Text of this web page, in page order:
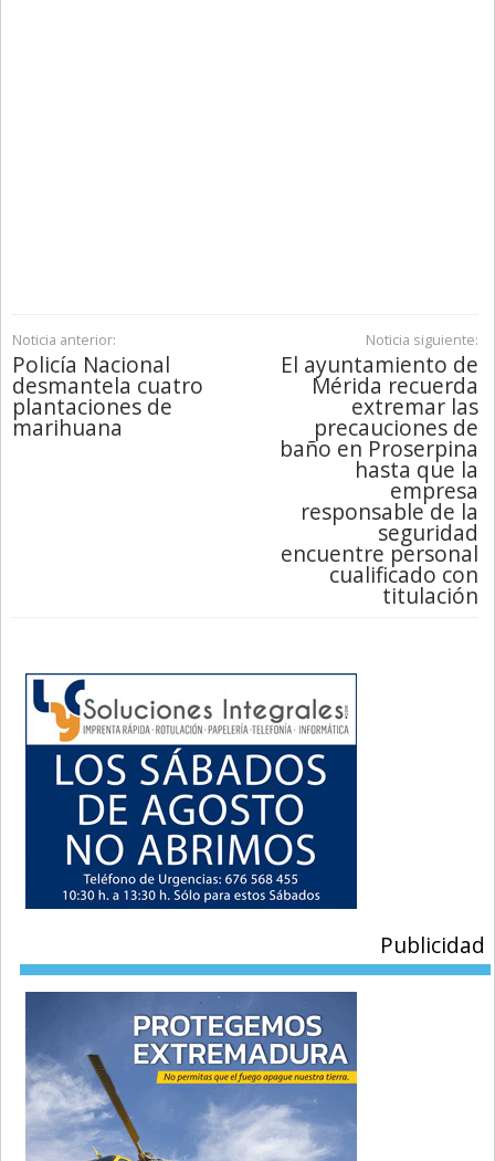
Noticia anterior:
Policía Nacional
desmantela cuatro
plantaciones de
marihuana
Noticia siguiente:
El ayuntamiento de
Mérida recuerda
extremar las
precauciones de
baño en Proserpina
hasta que la
empresa
responsable de la
seguridad
encuentre personal
cualificado con
titulación
Publicidad